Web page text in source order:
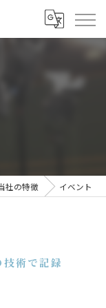
社の特徴 イベント
術で記録